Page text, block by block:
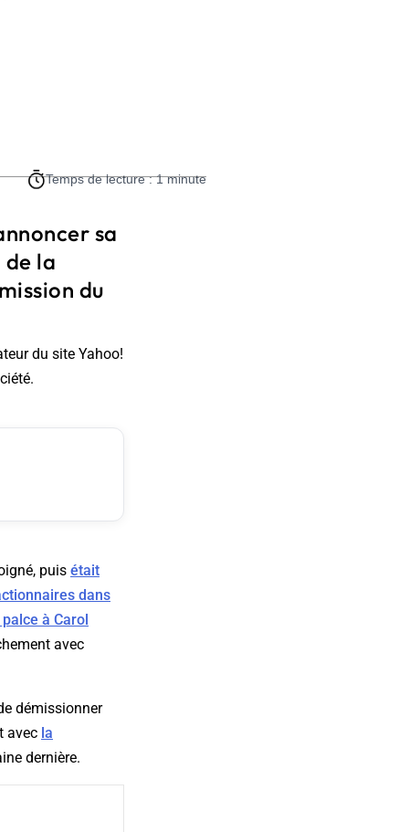
Temps de lecture : 1 minute
sa
la
du
du site Yahoo!
puis était
dans
à Carol
avec
démissionner
avec la
dernière.